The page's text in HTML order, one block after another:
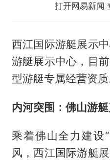
打开网易新闻
西江国际游艇展示
游艇展示中心，目
型游艇专属经营资质
内河突围：佛山游
乘着佛山全力建设
风，西江国际游艇